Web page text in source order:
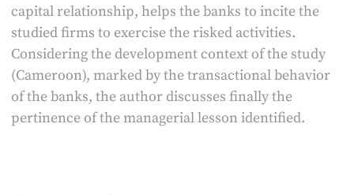
capital relationship, helps the banks to incite the
studied firms to exercise the risked activities.
Considering the development context of the study
(Cameroon), marked by the transactional behavior
of the banks, the author discusses finally the
pertinence of the managerial lesson identified.